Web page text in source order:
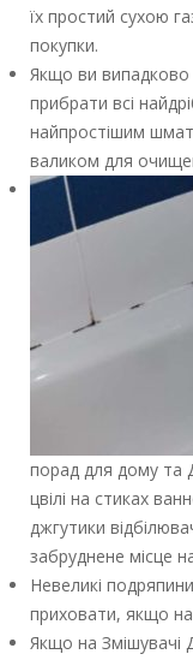
їх простий сухою
покупки.
Якщо ви випадково
прибрати всі
найпростішим
валиком для
порад для дому та
цвілі на стиках
джгутики
забруднене місце
Невеликі
приховати, якщо
Якщо на Змішувачі